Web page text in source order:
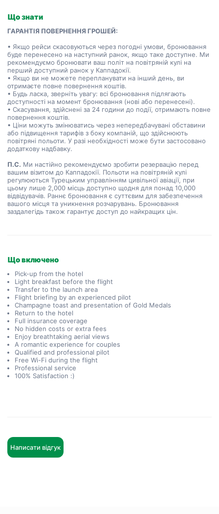
Що знати
ГАРАНТІЯ ПОВЕРНЕННЯ ГРОШЕЙ:
• Якщо рейси скасовуються через погодні умови, бронювання
буде перенесено на наступний ранок, якщо таке доступне. Ми
рекомендуємо бронювати ваш політ на повітряній кулі на
перший доступний ранок у Каппадокії.
• Якщо ви не можете перепланувати на інший день, ви
отримаєте повне повернення коштів.
• Будь ласка, зверніть увагу: всі бронювання підлягають
доступності на момент бронювання (нові або перенесені).
• Скасування, здійснені за 24 години до події, отримають повне
повернення коштів.
• Ціни можуть змінюватись через непередбачувані обставини
або підвищення тарифів з боку компаній, що здійснюють
повітряні польоти. У разі необхідності може бути застосовано
додаткову надбавку.
П.С. Ми настійно рекомендуємо зробити резервацію перед
вашим візитом до Каппадокії. Польоти на повітряній кулі
регулюються Турецьким управлінням цивільної авіації, при
цьому лише 2,000 місць доступно щодня для понад 10,000
відвідувачів. Раннє бронювання є суттєвим для забезпечення
вашого місця та уникнення розчарувань. Бронювання
заздалегідь також гарантує доступ до найкращих цін.
Що включено
Pick-up from the hotel
Light breakfast before the flight
Transfer to the launch area
Flight briefing by an experienced pilot
Champagne toast and presentation of Gold Medals
Return to the hotel
Full insurance coverage
No hidden costs or extra fees
Enjoy breathtaking aerial views
A romantic experience for couples
Qualified and professional pilot
Free Wi-Fi during the flight
Professional service
100% Satisfaction :)
Написати відгук